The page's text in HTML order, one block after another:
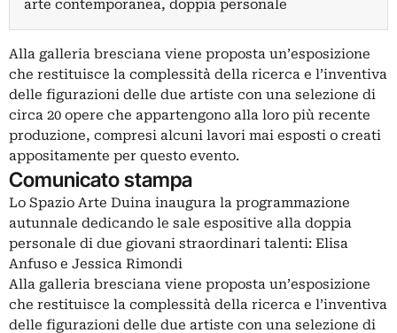
arte contemporanea, doppia personale
Alla galleria bresciana viene proposta un’esposizione
che restituisce la complessità della ricerca e l’inventiva
delle figurazioni delle due artiste con una selezione di
circa 20 opere che appartengono alla loro più recente
produzione, compresi alcuni lavori mai esposti o creati
appositamente per questo evento.
Comunicato stampa
Lo Spazio Arte Duina inaugura la programmazione
autunnale dedicando le sale espositive alla doppia
personale di due giovani straordinari talenti: Elisa
Anfuso e Jessica Rimondi
Alla galleria bresciana viene proposta un’esposizione
che restituisce la complessità della ricerca e l’inventiva
delle figurazioni delle due artiste con una selezione di